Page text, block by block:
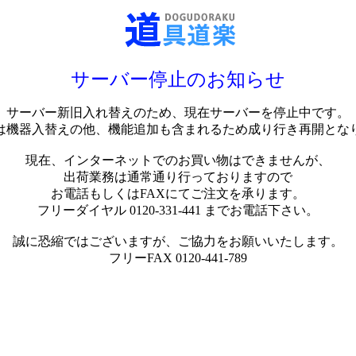
サーバー停止のお知らせ
サーバー新旧入れ替えのため、現在サーバーを停止中です。
機器入替えの他、機能追加も含まれるため成り行き再開とな
現在、インターネットでのお買い物はできませんが、
出荷業務は通常通り行っておりますので
お電話もしくはFAXにてご注文を承ります。
フリーダイヤル 0120-331-441 までお電話下さい。
誠に恐縮ではございますが、ご協力をお願いいたします。
フリーFAX 0120-441-789